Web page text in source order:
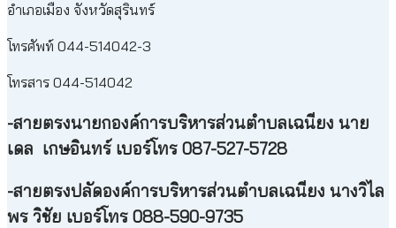
อำเภอเมือง จังหวัดสุรินทร์
โทรศัพท์ 044-514042-3
โทรสาร 044-514042
-สายตรงนายกองค์การบริหารส่วนตำบลเฉนียง นาย
เดล เกษอินทร์ เบอร์โทร 087-527-5728
-สายตรงปลัดองค์การบริหารส่วนตำบลเฉนียง นางวิไล
พร วิชัย เบอร์โทร 088-590-9735